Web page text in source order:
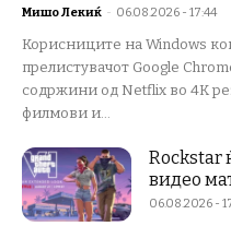
Мишо Лекиќ - 06.08.2026 - 17:44
Корисниците на Windows
прелистувачот Google
содржини од Netflix во 4K
филмови и...
Rockstar
видео
06.08.2026 -